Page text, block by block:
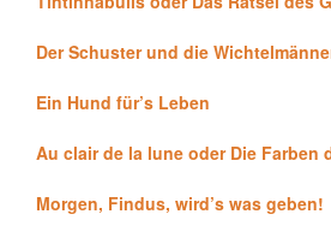
Der Schuster und die
Ein Hund für’s Leben
Au clair de la lune oder Die Farben
Morgen, Findus, wird’s was geben!